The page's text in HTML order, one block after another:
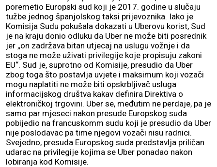
poremetio Europski sud koji je 2017. godine u slučaju
tužbe jednog španjolskog taksi prijevoznika. Iako je
Komisija Sudu pokušala dokazati u Uberovu korist, Sud
je na kraju donio odluku da Uber ne može biti posrednik
jer „on zadržava bitan utjecaj na uslugu vožnje i da
stoga ne može uživati privilegije koje propisuju zakoni
EU“. Sud je, suprotno od Komisije, presudio da Uber
zbog toga što postavlja uvjete i maksimum koji vozači
mogu naplatiti ne može biti opskrbljivač usluga
informacijskog društva kakav definira Direktiva o
elektroničkoj trgovini. Uber se, međutim ne perdaje, pa je
samo par mjeseci nakon presude Europskog suda
pobijedio na francuskomm sudu koji je presudio da Uber
nije poslodavac pa time njegovi vozači nisu radnici.
Svejedno, presuda Europskog suda predstavlja priličan
udarac na privilegije kojima se Uber ponadao nakon
lobiranja kod Komisije.